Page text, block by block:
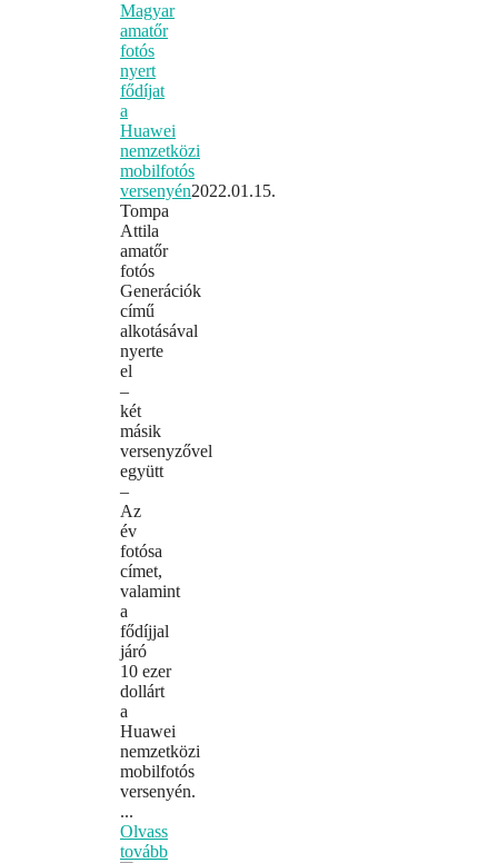
Magyar
amatőr
fotós
nyert
fődíjat
a
Huawei
nemzetközi
mobilfotós
versenyén2022.01.15.
Tompa
Attila
amatőr
fotós
Generációk
című
alkotásával
nyerte
el
–
két
másik
versenyzővel
együtt
–
Az
év
fotósa
címet,
valamint
a
fődíjjal
járó
10 ezer
dollárt
a
Huawei
nemzetközi
mobilfotós
versenyén.
...
Olvass
tovább